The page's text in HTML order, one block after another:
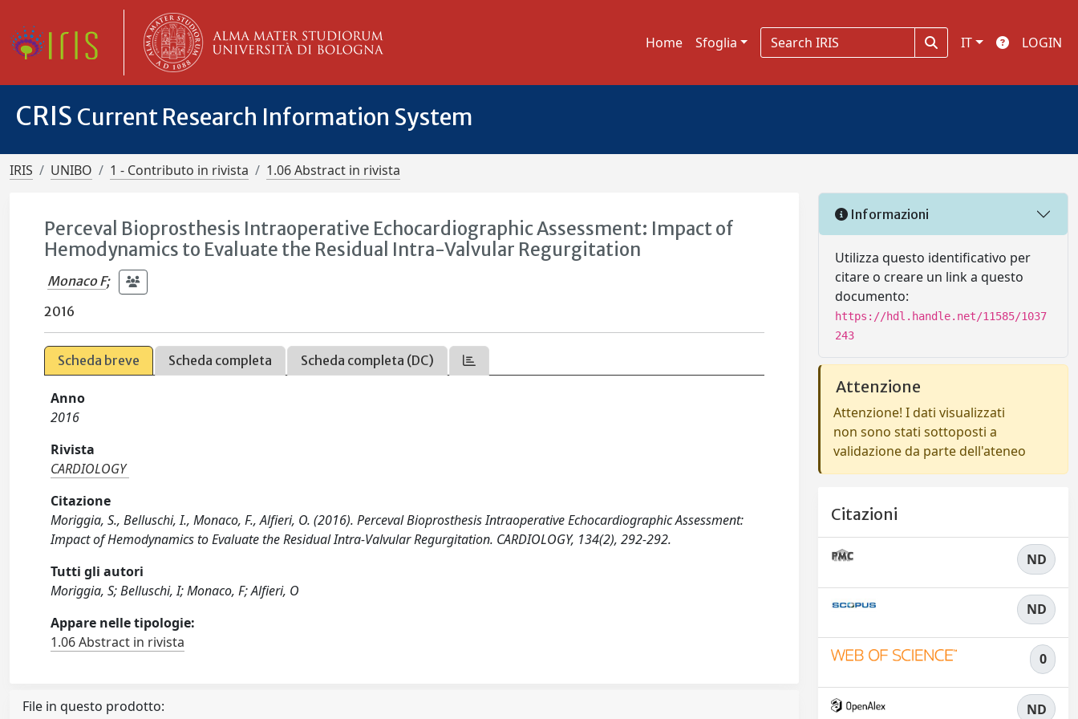
Home Sfoglia IT LOGIN
CRIS Current Research Information System
IRIS UNIBO 1 - Contributo in rivista 1.06 Abstract in rivista
Perceval Bioprosthesis Intraoperative Echocardiographic Assessment: Impact of
Hemodynamics to Evaluate the Residual Intra-Valvular Regurgitation
Monaco F;
2016
Scheda breve Scheda completa Scheda completa (DC)
Anno
2016
Rivista
CARDIOLOGY
Citazione
Moriggia, S., Belluschi, I., Monaco, F., Alfieri, O. (2016). Perceval Bioprosthesis Intraoperative Echocardiographic Assessment:
Impact of Hemodynamics to Evaluate the Residual Intra-Valvular Regurgitation. CARDIOLOGY, 134(2), 292-292.
Tutti gli autori
Moriggia, S; Belluschi, I; Monaco, F; Alfieri, O
Appare nelle tipologie:
1.06 Abstract in rivista
File in questo prodotto:
Informazioni
Utilizza questo identificativo per
citare o creare un link a questo
documento:
https://hdl.handle.net/11585/1037
243
Attenzione
Attenzione! I dati visualizzati
non sono stati sottoposti a
validazione da parte dell'ateneo
Citazioni
ND
ND
0
ND